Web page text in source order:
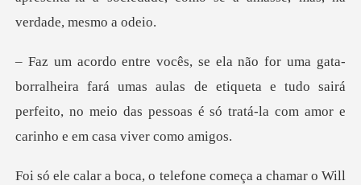
fará umas aulas de etiqueta e tudo sairá
perfeito, no meio das pe
amar o Will